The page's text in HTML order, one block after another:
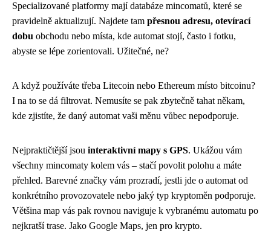
Specializované platformy mají databáze mincomatů, které se
pravidelně aktualizují. Najdete tam přesnou adresu, otevírací
dobu obchodu nebo místa, kde automat stojí, často i fotku,
abyste se lépe zorientovali. Užitečné, ne?
A když používáte třeba Litecoin nebo Ethereum místo bitcoinu?
I na to se dá filtrovat. Nemusíte se pak zbytečně tahat někam,
kde zjistíte, že daný automat vaši měnu vůbec nepodporuje.
Nejpraktičtější jsou interaktivní mapy s GPS. Ukážou vám
všechny mincomaty kolem vás – stačí povolit polohu a máte
přehled. Barevné značky vám prozradí, jestli jde o automat od
konkrétního provozovatele nebo jaký typ kryptoměn podporuje.
Většina map vás pak rovnou naviguje k vybranému automatu po
nejkratší trase. Jako Google Maps, jen pro krypto.